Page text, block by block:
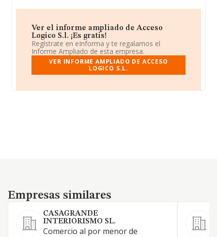
Ver el informe ampliado de Acceso
Logico S.l. ¡Es gratis!
Regístrate en eInforma y te regalamos el
Informe Ampliado de esta empresa.
VER INFORME AMPLIADO DE ACCESO
LOGICO S.L.
Empresas similares
Empresas similares
CASAGRANDE
INTERIORISMO SL.
Comercio al por menor de